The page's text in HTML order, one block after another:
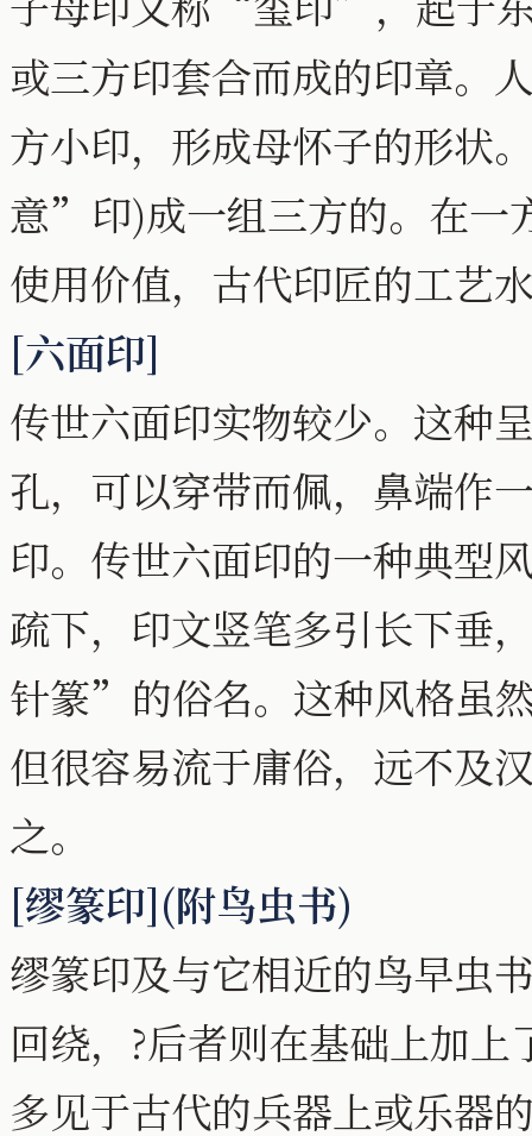
或三方印套合而成的印章。
方小印，形成母怀子的形状
意”印)成一组三方的。在一
使用价值，古代印匠的工艺
[六面印]
传世六面印实物较少。这
孔，可以穿带而佩，鼻端作
印。传世六面印的一种典型
疏下，印文竖笔多引长下垂
针篆”的俗名。这种风格虽
但很容易流于庸俗，远不及
之。
[缪篆印](附鸟虫书)
缪篆印及与它相近的鸟早
回绕，?后者则在基础上加
多见于古代的兵器上或乐器